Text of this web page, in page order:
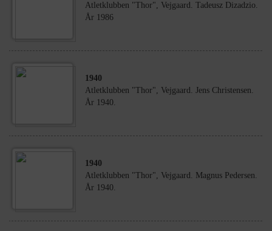
Atletklubben "Thor", Vejgaard. Tadeusz Dizadzio.
År 1986
1940
Atletklubben "Thor", Vejgaard. Jens Christensen.
År 1940.
1940
Atletklubben "Thor", Vejgaard. Magnus Pedersen.
År 1940.